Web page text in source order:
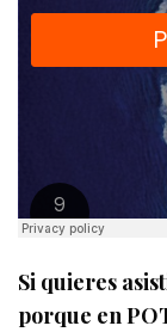
Si quieres
porque en